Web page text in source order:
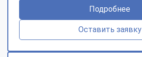
Подробнее
Оставить заявку